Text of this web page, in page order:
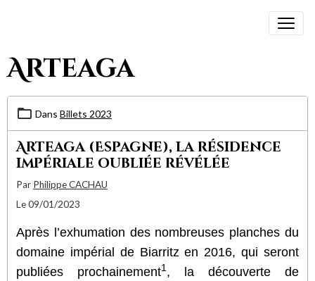
Arteaga
Dans Billets 2023
Arteaga (Espagne), la résidence
impériale oubliée révélée
Par Philippe CACHAU
Le 09/01/2023
Après l’exhumation des nombreuses planches du
domaine impérial de Biarritz en 2016, qui seront
publiées prochainement1, la découverte de